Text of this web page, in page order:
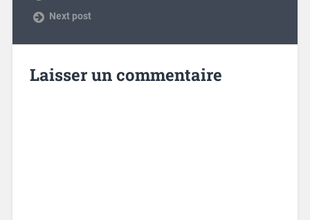
Next post
Laisser un commentaire